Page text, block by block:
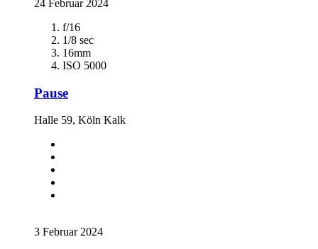
24 Februar 2024
f/16
1/8 sec
16mm
ISO 5000
Pause
Halle 59, Köln Kalk
3 Februar 2024